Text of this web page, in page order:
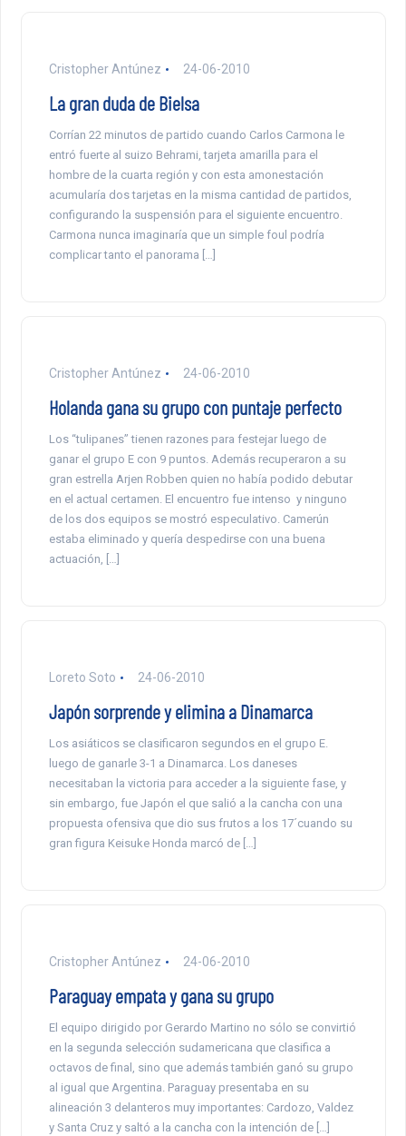
Cristopher Antúnez 24-06-2010
La gran duda de Bielsa
Corrían 22 minutos de partido cuando Carlos Carmona le
entró fuerte al suizo Behrami, tarjeta amarilla para el
hombre de la cuarta región y con esta amonestación
acumularía dos tarjetas en la misma cantidad de partidos,
configurando la suspensión para el siguiente encuentro.
Carmona nunca imaginaría que un simple foul podría
complicar tanto el panorama […]
Cristopher Antúnez 24-06-2010
Holanda gana su grupo con puntaje perfecto
Los “tulipanes” tienen razones para festejar luego de
ganar el grupo E con 9 puntos. Además recuperaron a su
gran estrella Arjen Robben quien no había podido debutar
en el actual certamen. El encuentro fue intenso y ninguno
de los dos equipos se mostró especulativo. Camerún
estaba eliminado y quería despedirse con una buena
actuación, […]
Loreto Soto 24-06-2010
Japón sorprende y elimina a Dinamarca
Los asiáticos se clasificaron segundos en el grupo E.
luego de ganarle 3-1 a Dinamarca. Los daneses
necesitaban la victoria para acceder a la siguiente fase, y
sin embargo, fue Japón el que salió a la cancha con una
propuesta ofensiva que dio sus frutos a los 17´cuando su
gran figura Keisuke Honda marcó de […]
Cristopher Antúnez 24-06-2010
Paraguay empata y gana su grupo
El equipo dirigido por Gerardo Martino no sólo se convirtió
en la segunda selección sudamericana que clasifica a
octavos de final, sino que además también ganó su grupo
al igual que Argentina. Paraguay presentaba en su
alineación 3 delanteros muy importantes: Cardozo, Valdez
y Santa Cruz y saltó a la cancha con la intención de […]